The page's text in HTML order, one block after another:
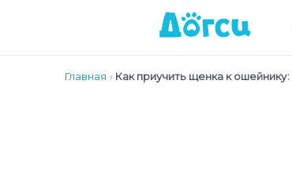
Главная › Как приучить щенка к